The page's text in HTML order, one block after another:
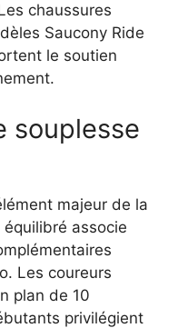
chaussures
Saucony Ride
le soutien
souplesse
majeur de la
associe
Les coureurs
plan de 10
privilégient